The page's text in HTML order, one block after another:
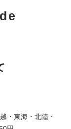
・東海・北陸・